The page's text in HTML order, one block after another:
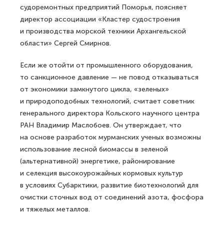
судоремонтных предприятий Поморья, поясняет
директор ассоциации «Кластер судостроения
и производства морской техники Архангельской
области» Сергей Смирнов.
Если же отойти от промышленного оборудования,
то санкционное давление — не повод отказываться
от экономики замкнутого цикла, «зеленых»
и природоподобных технологий, считает советник
генерального директора Кольского научного центра
РАН Владимир Маслобоев. Он утверждает, что
на основе разработок мурманских ученых возможны
использование лесной биомассы в зеленой
(альтернативной) энергетике, районирование
и селекция высокоурожайных кормовых культур
в условиях Субарктики, развитие биотехнологий для
очистки сточных вод от соединений азота, фосфора
и тяжелых металлов.